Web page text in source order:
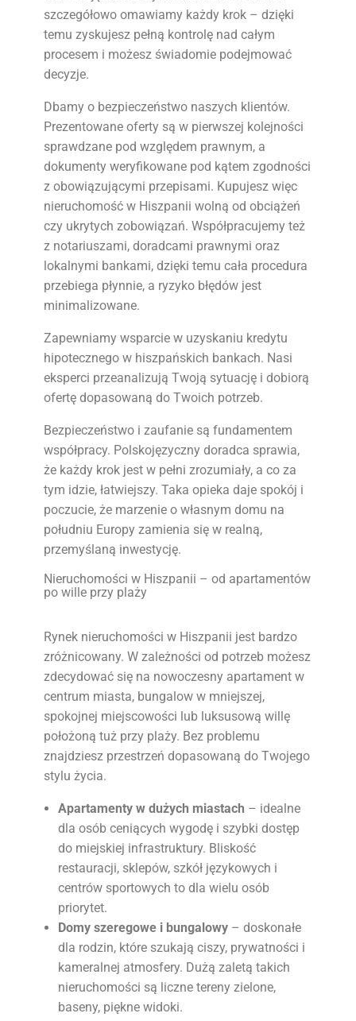
szczegółowo omawiamy każdy krok – dzięki
temu zyskujesz pełną kontrolę nad całym
procesem i możesz świadomie podejmować
decyzje.
Dbamy o bezpieczeństwo naszych klientów.
Prezentowane oferty są w pierwszej kolejności
sprawdzane pod względem prawnym, a
dokumenty weryfikowane pod kątem zgodności
z obowiązującymi przepisami. Kupujesz więc
nieruchomość w Hiszpanii wolną od obciążeń
czy ukrytych zobowiązań. Współpracujemy też
z notariuszami, doradcami prawnymi oraz
lokalnymi bankami, dzięki temu cała procedura
przebiega płynnie, a ryzyko błędów jest
minimalizowane.
Zapewniamy wsparcie w uzyskaniu kredytu
hipotecznego w hiszpańskich bankach. Nasi
eksperci przeanalizują Twoją sytuację i dobiorą
ofertę dopasowaną do Twoich potrzeb.
Bezpieczeństwo i zaufanie są fundamentem
współpracy. Polskojęzyczny doradca sprawia,
że każdy krok jest w pełni zrozumiały, a co za
tym idzie, łatwiejszy. Taka opieka daje spokój i
poczucie, że marzenie o własnym domu na
południu Europy zamienia się w realną,
przemyślaną inwestycję.
Nieruchomości w Hiszpanii – od apartamentów
po wille przy plaży
Rynek nieruchomości w Hiszpanii jest bardzo
zróżnicowany. W zależności od potrzeb możesz
zdecydować się na nowoczesny apartament w
centrum miasta, bungalow w mniejszej,
spokojnej miejscowości lub luksusową willę
położoną tuż przy plaży. Bez problemu
znajdziesz przestrzeń dopasowaną do Twojego
stylu życia.
Apartamenty w dużych miastach – idealne
dla osób ceniących wygodę i szybki dostęp
do miejskiej infrastruktury. Bliskość
restauracji, sklepów, szkół językowych i
centrów sportowych to dla wielu osób
priorytet.
Domy szeregowe i bungalowy– doskonałe
dla rodzin, które szukają ciszy, prywatności i
kameralnej atmosfery. Dużą zaletą takich
nieruchomości są liczne tereny zielone,
baseny, piękne widoki.